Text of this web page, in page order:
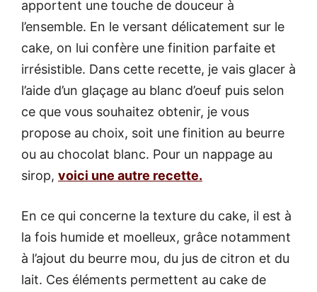
apportent une touche de douceur à
l’ensemble. En le versant délicatement sur le
cake, on lui confère une finition parfaite et
irrésistible. Dans cette recette, je vais glacer à
l’aide d’un glaçage au blanc d’oeuf puis selon
ce que vous souhaitez obtenir, je vous
propose au choix, soit une finition au beurre
ou au chocolat blanc. Pour un nappage au
sirop, voici une autre recette.
En ce qui concerne la texture du cake, il est à
la fois humide et moelleux, grâce notamment
à l’ajout du beurre mou, du jus de citron et du
lait. Ces éléments permettent au cake de